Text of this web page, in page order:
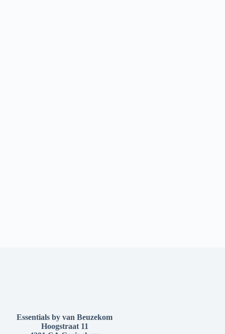
Essentials by van Beuzekom
Hoogstraat 11